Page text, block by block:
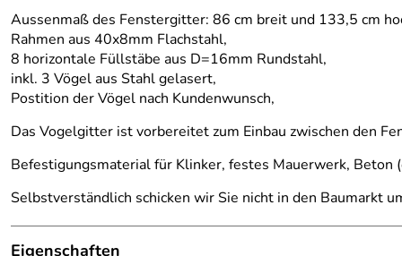
Aussenmaß des Fenstergitter: 86 cm breit und 133,5 cm
Rahmen aus 40x8mm Flachstahl,
8 horizontale Füllstäbe aus D=16mm Rundstahl,
inkl. 3 Vögel aus Stahl gelasert,
Postition der Vögel nach Kundenwunsch,
Das Vogelgitter ist vorbereitet zum Einbau zwischen den
Befestigungsmaterial für Klinker, festes Mauerwerk,
Selbstverständlich schicken wir Sie nicht in den Baumarkt
Eigenschaften